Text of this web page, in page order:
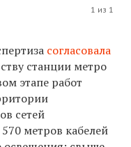
1 из 1
согласовала
станции метро
этапе работ
сетей
метров кабелей